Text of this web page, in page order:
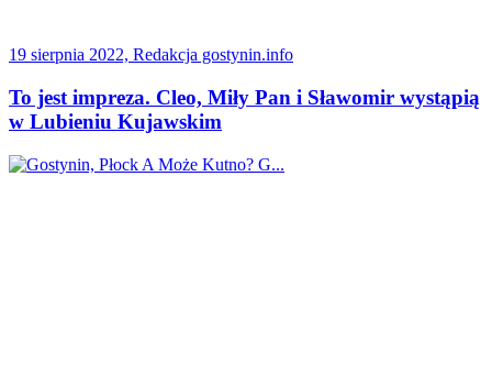
19 sierpnia 2022, Redakcja gostynin.info
To jest impreza. Cleo, Miły Pan i Sławomir wystąpią
w Lubieniu Kujawskim